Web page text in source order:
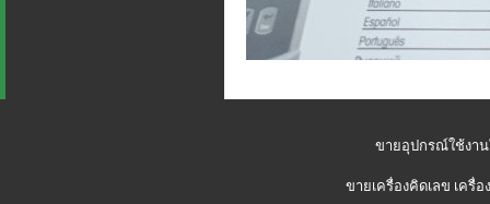
ขายอุปกรณ์ใช้งา
ขายเครื่องคิดเลข เครื่